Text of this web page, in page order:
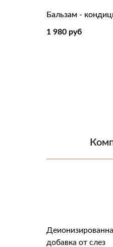
Бальзам -
1 980 руб
добавка от слез